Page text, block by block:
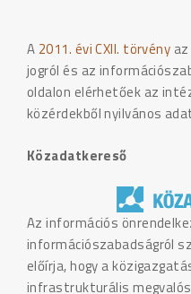
A 2011. évi CXII. törvény
jogról és az
oldalon elérhetőek az
közérdekből nyilvános
Közadatkereső
Az információs
információszabadságról
előírja, hogy a
infrastrukturális